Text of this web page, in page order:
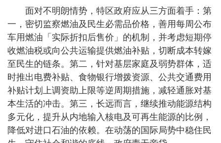
面对不明朗情势，特区政府应从三方面着手：第
一，密切监察燃油及民生必需品价格，善用每周公布
车用燃油「实际折扣后售价」的机制，并考虑短期停
收燃油税或向公共运输提供燃油补贴，切断成本转嫁
至民生的链条。第二，针对基层家庭及弱势群体，适
时推出电费补贴、食物银行增拨资源、公共交通费用
补贴计划上调资助上限等逆周期措施，减轻通胀对基
本生活的冲击。第三，长远而言，继续推动能源结构
多元化，提升从内地输入核电及可再生能源的比例，
降低对进口石油的依赖。在动荡的国际局势中稳住民